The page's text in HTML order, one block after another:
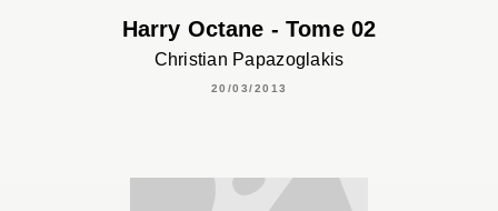
Harry Octane - Tome 02
Christian Papazoglakis
20/03/2013